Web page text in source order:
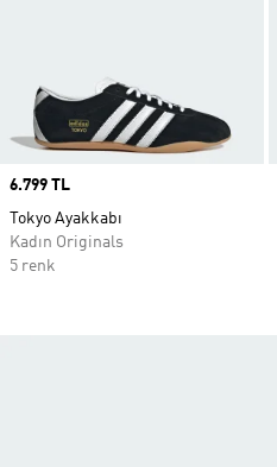
Price
6.799 TL
Tokyo Ayakkabı
Kadın Originals
5 renk